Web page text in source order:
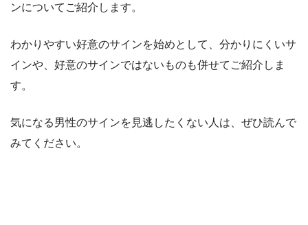
ンについてご紹介します。
わかりやすい好意のサインを始めとして、分かりにくいサ
インや、好意のサインではないものも併せてご紹介しま
す。
気になる男性のサインを見逃したくない人は、ぜひ読んで
みてください。